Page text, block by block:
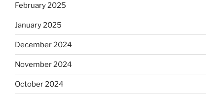
February 2025
January 2025
December 2024
November 2024
October 2024